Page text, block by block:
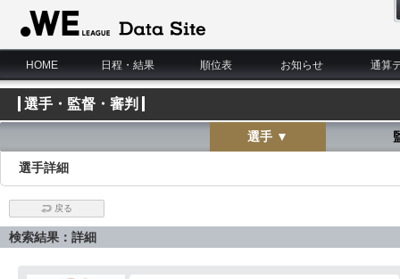
WE LEAGUE Data Site
HOME
日程・結果 順位表 お知らせ 通算
選手・監督・審判
選手 ▼
選手詳細
戻る
検索結果：詳細